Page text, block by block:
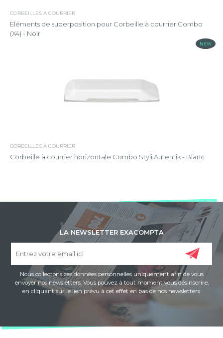
CORBEILLES À COURRIER
Eléments de superposition pour Corbeille à courrier Combo
(X4) - Noir
NEW
CORBEILLES À COURRIER
Corbeille à courrier horizontale Combo Styli Autentik - Blanc
LA NEWSLETTER EXACOMPTA
Nous collectons ces données personnelles uniquement afin de vous
envoyer nos newsletters. Vous pouvez à tout moment vous désinscrire,
en cliquant sur le lien prévu à cet effet en bas de nos newsletters.